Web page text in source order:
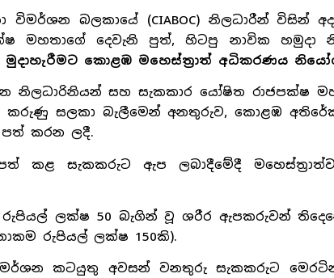
බලකායේ (CIABOC) නිලධාරීන් විසින්
මහතාගේ දෙවැනි පුත්, හිටපු නාවික හමුදා
කොළඹ මහෙස්ත්‍රාත් අධිකරණය
නිලධාරිනියන් සහ සැකකාර යෝෂිත රාජපක්ෂ
සලකා බැලීමෙන් අනතුරුව, කොළඹ
පත් කරන ලදී.
කළ සැකකරුට ඇප ලබාදීමේදී
ලක්ෂ 50 බැගින් වූ ශරීර ඇපකරුවන්
රුපියල් ලක්ෂ 150කි).
කටයුතු අවසන් වනතුරු සැකකරුට